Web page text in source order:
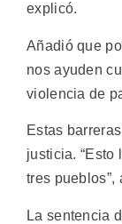
explicó.
Añadió que
nos ayuden
violencia de
Estas
justicia. “Esto
tres pueblos”,
La sentencia